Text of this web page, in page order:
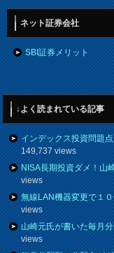
ネット証券会社
SBI証券メリット
↓よく読まれている記事
インデックス投資問題
149,737 views
NISA長期投資ダメ！山
views
無線LAN機器変更で１
views
山崎元氏が書いた毎月
views